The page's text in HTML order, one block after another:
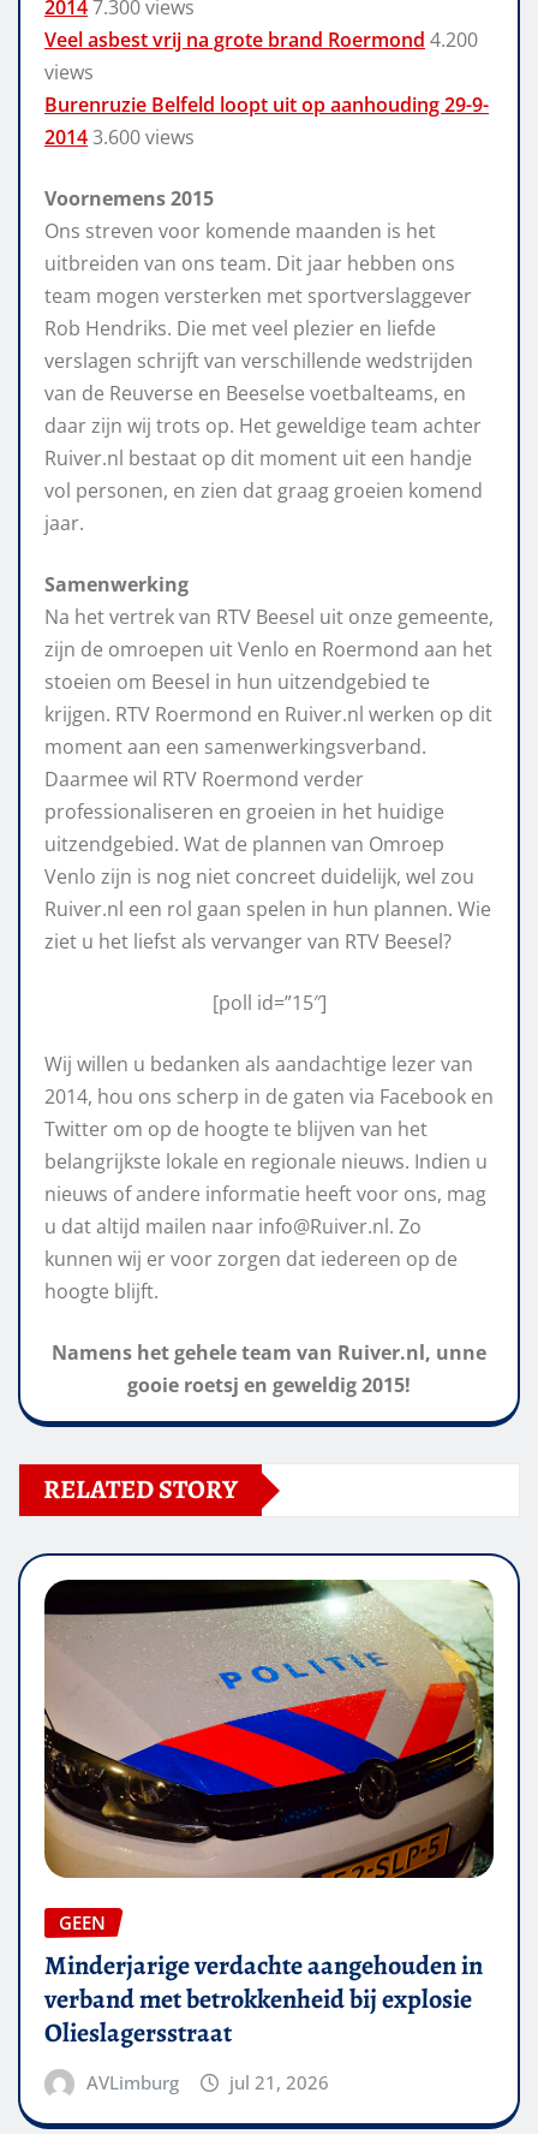
20147.300 views
Veel asbest vrij na grote brand Roermond 4.200
views
Burenruzie Belfeld loopt uit op aanhouding 29-9-
20143.600 views
Voornemens 2015
Ons streven voor komende maanden is het
uitbreiden van ons team. Dit jaar hebben ons
team mogen versterken met sportverslaggever
Rob Hendriks. Die met veel plezier en liefde
verslagen schrijft van verschillende wedstrijden
van de Reuverse en Beeselse voetbalteams, en
daar zijn wij trots op. Het geweldige team achter
Ruiver.nl bestaat op dit moment uit een handje
vol personen, en zien dat graag groeien komend
jaar.
Samenwerking
Na het vertrek van RTV Beesel uit onze gemeente,
zijn de omroepen uit Venlo en Roermond aan het
stoeien om Beesel in hun uitzendgebied te
krijgen. RTV Roermond en Ruiver.nl werken op dit
moment aan een samenwerkingsverband.
Daarmee wil RTV Roermond verder
professionaliseren en groeien in het huidige
uitzendgebied. Wat de plannen van Omroep
Venlo zijn is nog niet concreet duidelijk, wel zou
Ruiver.nl een rol gaan spelen in hun plannen. Wie
ziet u het liefst als vervanger van RTV Beesel?
[poll id=”15″]
Wij willen u bedanken als aandachtige lezer van
2014, hou ons scherp in de gaten via Facebook en
Twitter om op de hoogte te blijven van het
belangrijkste lokale en regionale nieuws. Indien u
nieuws of andere informatie heeft voor ons, mag
u dat altijd mailen naar info@Ruiver.nl. Zo
kunnen wij er voor zorgen dat iedereen op de
hoogte blijft.
Namens het gehele team van Ruiver.nl, unne
gooie roetsj en geweldig 2015!
RELATED STORY
GEEN
Minderjarige verdachte aangehouden in
verband met betrokkenheid bij explosie
Olieslagersstraat
AVLimburg jul 21, 2026